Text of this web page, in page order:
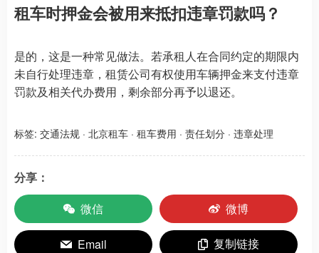
租车时押金会被用来抵扣违章罚款吗？
是的，这是一种常见做法。若承租人在合同约定的期限内
未自行处理违章，租赁公司有权使用车辆押金来支付违章
罚款及相关代办费用，剩余部分再予以退还。
标签: 交通法规 · 北京租车 · 租车费用 · 责任划分 · 违章处理
分享：
微信
微博
Email 复制链接